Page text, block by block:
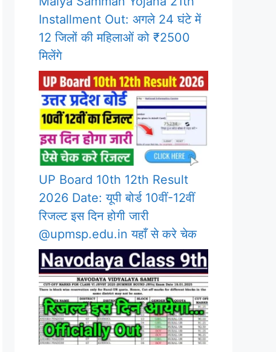
Installment Out: अगले 24 घंटे में
12 जिलों की महिलाओं को ₹2500
मिलेंगे
UP Board 10th 12th Result
2026 Date: यूपी बोर्ड 10वीं-12वीं
रिजल्ट इस दिन होगी जारी
@upmsp.edu.in यहाँ से करे चेक